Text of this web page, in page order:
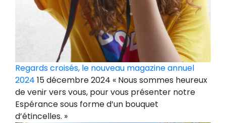
Regards croisés, le nouveau magazine annuel
2024 15 décembre 2024 « Nous sommes heureux
de venir vers vous, pour vous présenter notre
Espérance sous forme d’un bouquet
d’étincelles. »